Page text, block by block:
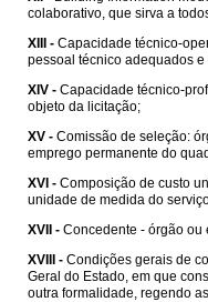
colaborativo, que sirva a
XIII - Capacidade técnico-
pessoal técnico adequados
XIV - Capacidade técnico-
objeto da licitação;
XV - Comissão de seleção:
emprego permanente do
XVI - Composição de custo
unidade de medida do
XVII - Concedente - órgão ou
XVIII - Condições gerais de
Geral do Estado, em que
outra formalidade, regendo